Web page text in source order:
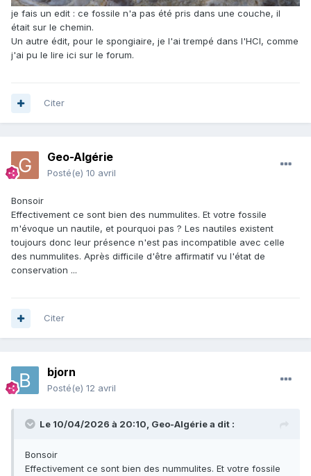
je fais un edit : ce fossile n'a pas été pris dans une couche, il
était sur le chemin.
Un autre édit, pour le spongiaire, je l'ai trempé dans l'HCl, comme
j'ai pu le lire ici sur le forum.
Citer
Geo-Algérie
Posté(e) 10 avril
Bonsoir
Effectivement ce sont bien des nummulites. Et votre fossile
m'évoque un nautile, et pourquoi pas ? Les nautiles existent
toujours donc leur présence n'est pas incompatible avec celle
des nummulites. Après difficile d'être affirmatif vu l'état de
conservation ...
Citer
bjorn
Posté(e) 12 avril
Le 10/04/2026 à 20:10, Geo-Algériea dit :
Bonsoir
Effectivement ce sont bien des nummulites. Et votre fossile